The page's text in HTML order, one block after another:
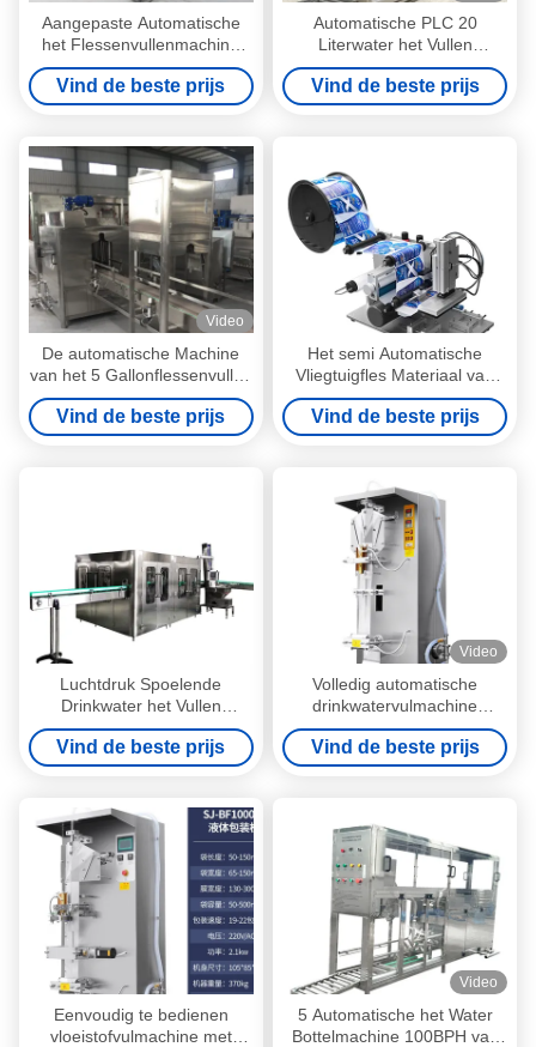
Aangepaste Automatische
het Flessenvullenmachine
300BPH van het 5
Gallonwater
Vind de beste prijs
Automatische PLC 20
Literwater het Vullen
Machine, Mineraalwater
Bottelmachine 150BPH
Vind de beste prijs
Video
De automatische Machine
van het 5 Gallonflessenvullen
voor de fles van PC van de
HUISDIERENfles
Vind de beste prijs
Het semi Automatische
Vliegtuigfles Materiaal van
het de Machtsroestvrije staal
van de Etiketteringsmachine
90W
Vind de beste prijs
Luchtdruk Spoelende
Drinkwater het Vullen
Machine 3 in Multifunctionele
1
Vind de beste prijs
Video
Volledig automatische
drinkwatervulmachine
220v/380v 1.8kw Volledig
automatische Volledig
automatische kwaliteit
Vind de beste prijs
Eenvoudig te bedienen
vloeistofvulmachine met
Video
5 Automatische het Water
Bottelmachine 100BPH van